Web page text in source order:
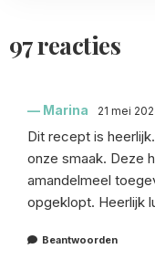
97 reacties
Marina 21 mei
Dit recept is
onze smaak. Deze
amandelmeel
opgeklopt. Heerlijk
Beantwoorden